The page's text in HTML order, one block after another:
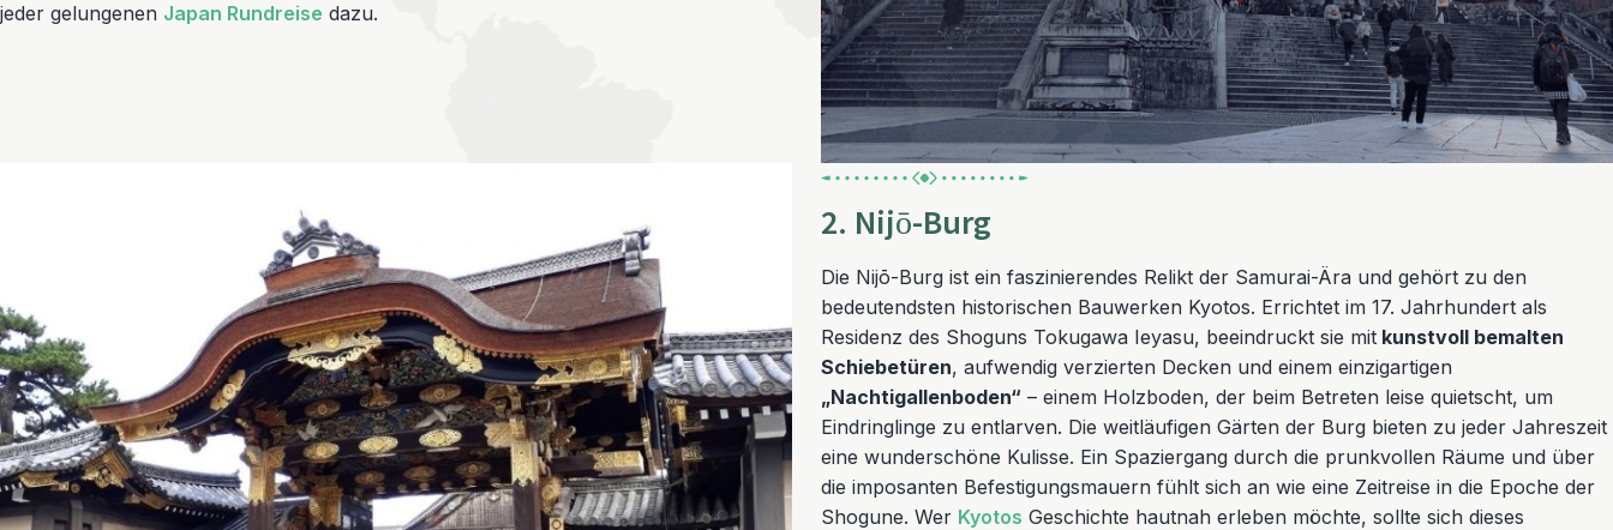
jeder gelungenen Japan Rundreise dazu.
2. Nijō-Burg
Die Nijō-Burg ist ein faszinierendes Relikt der Samurai-Ära und gehört zu den
bedeutendsten historischen Bauwerken Kyotos. Errichtet im 17. Jahrhundert als
Residenz des Shoguns Tokugawa Ieyasu, beeindruckt sie mit kunstvoll bemalten
Schiebetüren, aufwendig verzierten Decken und einem einzigartigen
„Nachtigallenboden“ – einem Holzboden, der beim Betreten leise quietscht, um
Eindringlinge zu entlarven. Die weitläufigen Gärten der Burg bieten zu jeder Jahreszeit
eine wunderschöne Kulisse. Ein Spaziergang durch die prunkvollen Räume und über
die imposanten Befestigungsmauern fühlt sich an wie eine Zeitreise in die Epoche der
Shogune. Wer Kyotos Geschichte hautnah erleben möchte, sollte sich dieses